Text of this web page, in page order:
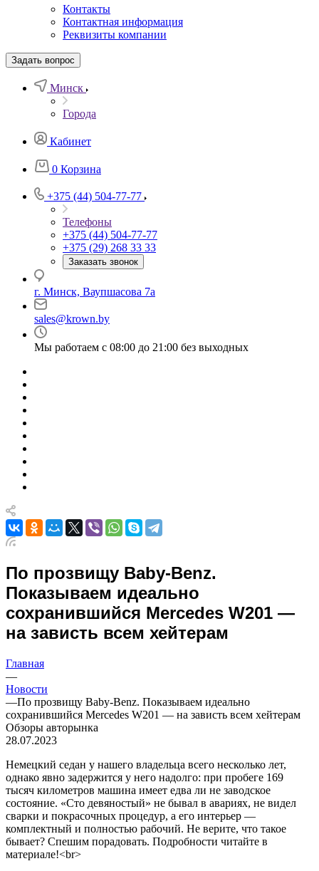
Контакты
Контактная информация
Реквизиты компании
Задать вопрос
Минск
Города
Кабинет
0 Корзина
+375 (44) 504-77-77
Телефоны
+375 (44) 504-77-77
+375 (29) 268 33 33
Заказать звонок
г. Минск, Ваупшасова 7а
sales@krown.by
Мы работаем с 08:00 до 21:00 без выходных
По прозвищу Baby-Benz.
Показываем идеально
сохранившийся Mercedes W201 —
на зависть всем хейтерам
Главная
—
Новости
—По прозвищу Baby-Benz. Показываем идеально
сохранившийся Mercedes W201 — на зависть всем хейтерам
Обзоры авторынка
28.07.2023
Немецкий седан у нашего владельца всего несколько лет,
однако явно задержится у него надолго: при пробеге 169
тысяч километров машина имеет едва ли не заводское
состояние. «Сто девяностый» не бывал в авариях, не видел
сварки и покрасочных процедур, а его интерьер —
комплектный и полностью рабочий. Не верите, что такое
бывает? Спешим порадовать. Подробности читайте в
материале!<br>